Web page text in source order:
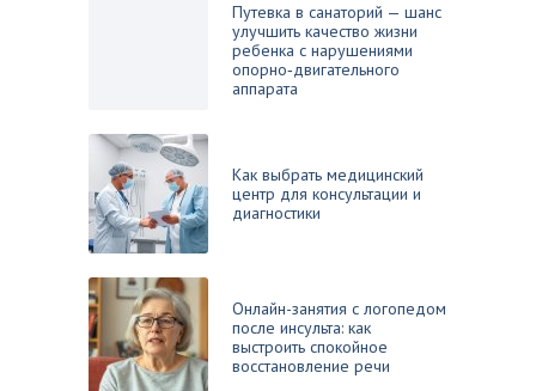
Путевка в санаторий — шанс
улучшить качество жизни
ребенка с нарушениями
опорно‑двигательного
аппарата
Как выбрать медицинский
центр для консультации и
диагностики
Онлайн-занятия с логопедом
после инсульта: как
выстроить спокойное
восстановление речи